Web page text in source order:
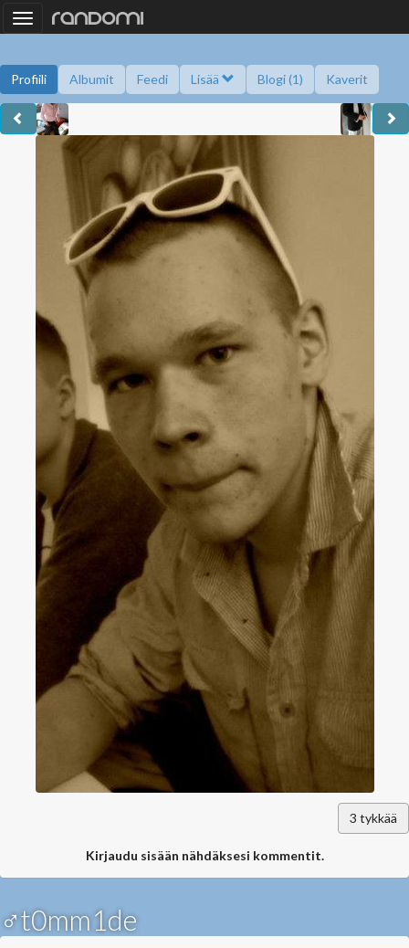
Toggle
navigation
Profiili Albumit Feedi Lisää Blogi (1) Kaverit
Kysy minulta Saavutukset
3 tykkää
Kirjaudu sisään nähdäksesi kommentit.
♂t0mm1de